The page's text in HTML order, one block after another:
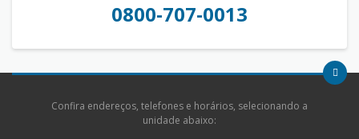
0800-707-0013
Confira endereços, telefones e horários, selecionando a
unidade abaixo: